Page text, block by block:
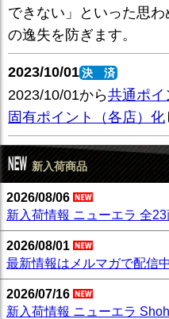
できない」といった思
の逸失を防ぎます。
2023/10/01決 済
2023/10/01から共通ポイ
固有ポイント（各店）化
新入荷商品
2026/08/06
新入荷情報 ニューエラ 全23
2026/08/01
最新情報はメルマガで配信
2026/07/16
新入荷情報 ニューエラ